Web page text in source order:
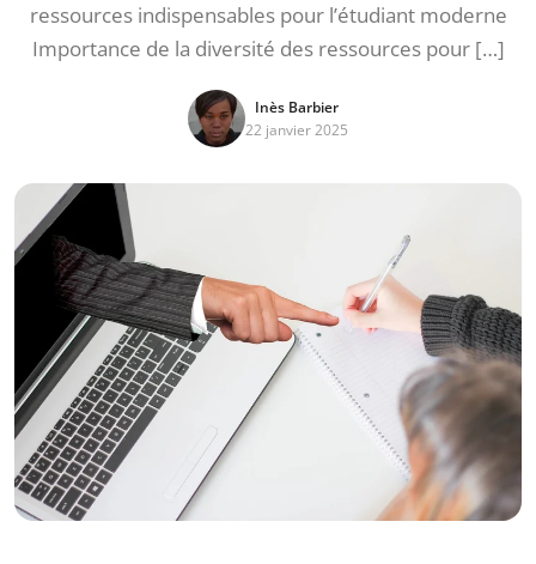
ressources indispensables pour l’étudiant moderne
Importance de la diversité des ressources pour […]
Inès Barbier
22 janvier 2025